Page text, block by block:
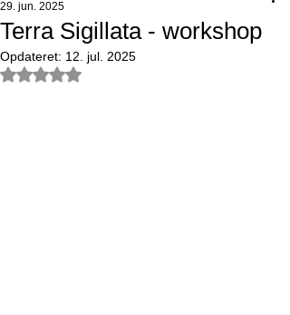
NYHED
Terra Sigillata - workshop
29. jun. 2025
Opdateret: 12. jul. 2025
Bedømt til NaN ud af 5 stjerner.